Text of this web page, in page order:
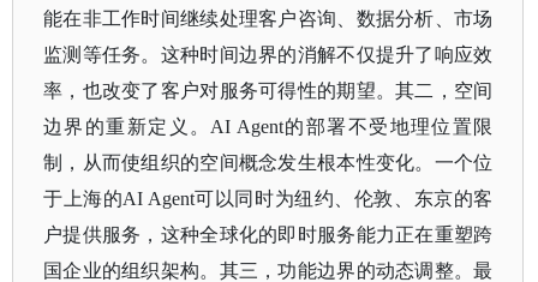
能在非工作时间继续处理客户咨询、数据分析、市场
监测等任务。这种时间边界的消解不仅提升了响应效
率，也改变了客户对服务可得性的期望。其二，空间
边界的重新定义。AI Agent的部署不受地理位置限
制，从而使组织的空间概念发生根本性变化。一个位
于上海的AI Agent可以同时为纽约、伦敦、东京的客
户提供服务，这种全球化的即时服务能力正在重塑跨
国企业的组织架构。其三，功能边界的动态调整。最